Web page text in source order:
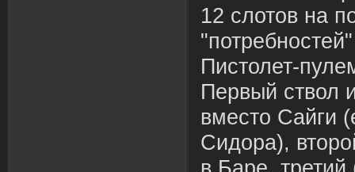
12 слотов на
Пистолет-
Первый ствол
вместо Сайги
Сидора),